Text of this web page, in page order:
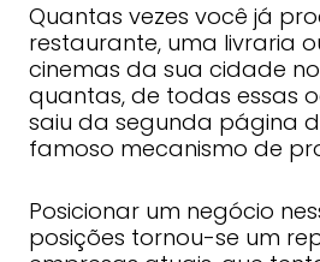
Quantas vezes você já
restaurante, uma livraria
cinemas da sua cidade
quantas, de todas essas
saiu da segunda página
famoso mecanismo de
Posicionar um negócio
posições tornou-se um